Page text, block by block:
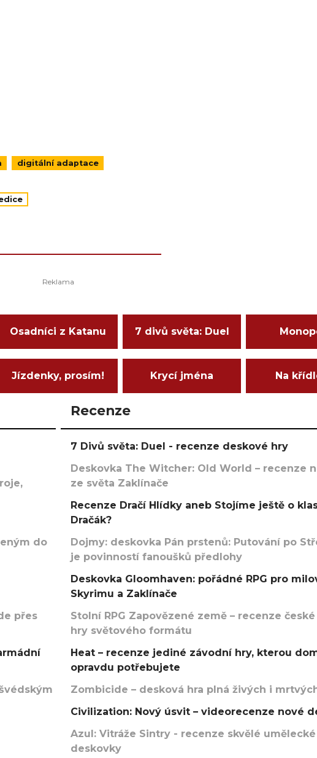
digitální adaptace
Osadníci z Katanu 7 divů světa: Duel
Jízdenky, prosím! Krycí jména Na
do
přes
Recenze
7 Divů světa: Duel - recenze deskové hry
Deskovka The Witcher: Old World – recenze
ze světa Zaklínače
Recenze Dračí Hlídky aneb Stojíme ještě o
Dračák?
Dojmy: deskovka Pán prstenů: Putování po
je povinností fanoušků předlohy
Deskovka Gloomhaven: pořádné RPG pro
Skyrimu a Zaklínače
Stolní RPG Zapovězené země – recenze
hry světového formátu
Heat – recenze jediné závodní hry, kterou
opravdu potřebujete
Zombicide – desková hra plná živých i
Civilization: Nový úsvit – videorecenze nové
Azul: Vitráže Sintry - recenze skvělé umělecké
deskovky